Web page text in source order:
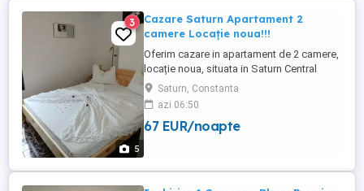
5
3
Cazare Saturn Apartament 2
camere Locație noua!!!
Oferim cazare in apartament de 2 camere,
locație noua, situata in Saturn Central
Residence, langa malul marii, toate
utilitățile. Prețul variază în funcție de
numărul de persoane și perioada
Saturn, Constanta
azi 06:50
67 EUR/noapte